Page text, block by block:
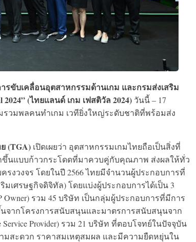
ขับเคลื่อนอุตสาหกรรมด้านเกม และกรมส่งเสริม
2024” (ไทยแลนด์ เกม เฟสติวัล 2024) วันนี้ – 17
รวมพลคนทำเกม เวทียิ่งใหญ่ระดับชาติที่พร้อมส่ง
(TGA) เปิดเผยว่า อุตสาหกรรมเกมไทยถือเป็นสิ่งที่
ขึ้นแบบก้าวกระโดดที่มาควบคู่กับคุณภาพ ส่งผลให้ทั่ว
งวงจร โดยในปี 2566 ไทยมีจำนวนผู้ประกอบการที่
เศรษฐกิจดิจิทัล) โดยแบ่งผู้ประกอบการได้เป็น 3
รวม 45 บริษัท เป็นกลุ่มผู้ประกอบการที่มีการ
จากโครงการสนับสนุนและมาตรการสนับสนุนจาก
Provider) รวม 21 บริษัท ที่ตอบโจทย์ในปัจจุบัน
มสะดวก ราคาสมเหตุสมผล และมีความยืดหยุ่นใน